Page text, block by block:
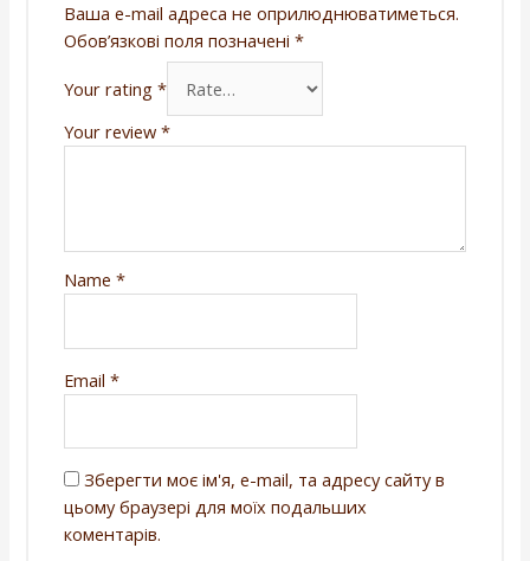
Ваша e-mail адреса не оприлюднюватиметься.
Обов’язкові поля позначені *
Your rating *
Your review *
Name *
Email *
Зберегти моє ім'я, e-mail, та адресу сайту в
цьому браузері для моїх подальших
коментарів.